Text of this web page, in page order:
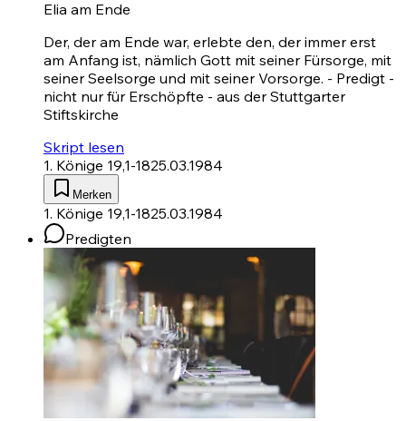
Elia am Ende
Der, der am Ende war, erlebte den, der immer erst
am Anfang ist, nämlich Gott mit seiner Fürsorge, mit
seiner Seelsorge und mit seiner Vorsorge. - Predigt -
nicht nur für Erschöpfte - aus der Stuttgarter
Stiftskirche
Skript lesen
1. Könige 19,1-1825.03.1984
Merken
1. Könige 19,1-1825.03.1984
Predigten